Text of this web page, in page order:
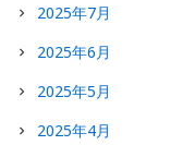
2025年7月
2025年6月
2025年5月
2025年4月